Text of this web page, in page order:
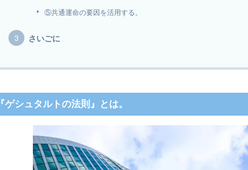
⑤共通運命の要因を活用する。
さいごに
『ゲシュタルトの法則 』とは。